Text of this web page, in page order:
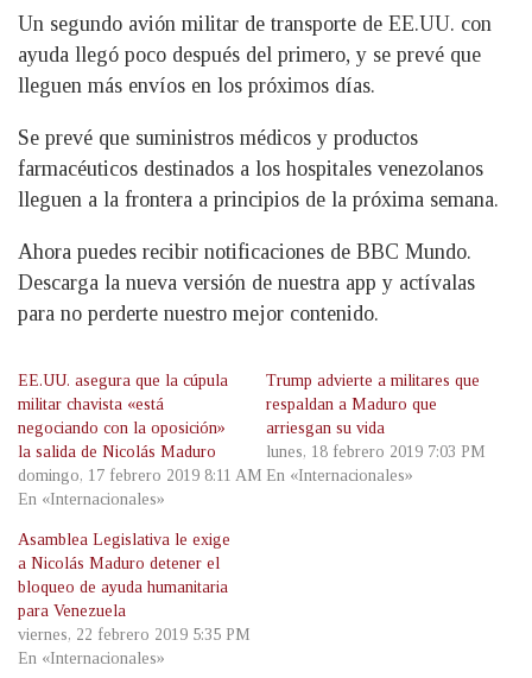
Un segundo avión militar de transporte de EE.UU. con
ayuda llegó poco después del primero, y se prevé que
lleguen más envíos en los próximos días.
Se prevé que suministros médicos y productos
farmacéuticos destinados a los hospitales venezolanos
lleguen a la frontera a principios de la próxima semana.
Ahora puedes recibir notificaciones de BBC Mundo.
Descarga la nueva versión de nuestra app y actívalas
para no perderte nuestro mejor contenido.
EE.UU. asegura que la cúpula
militar chavista «está
negociando con la oposición»
la salida de Nicolás Maduro
domingo, 17 febrero 2019 8:11 AM
En «Internacionales»
Trump advierte a militares que
respaldan a Maduro que
arriesgan su vida
lunes, 18 febrero 2019 7:03 PM
En «Internacionales»
Asamblea Legislativa le exige
a Nicolás Maduro detener el
bloqueo de ayuda humanitaria
para Venezuela
viernes, 22 febrero 2019 5:35 PM
En «Internacionales»